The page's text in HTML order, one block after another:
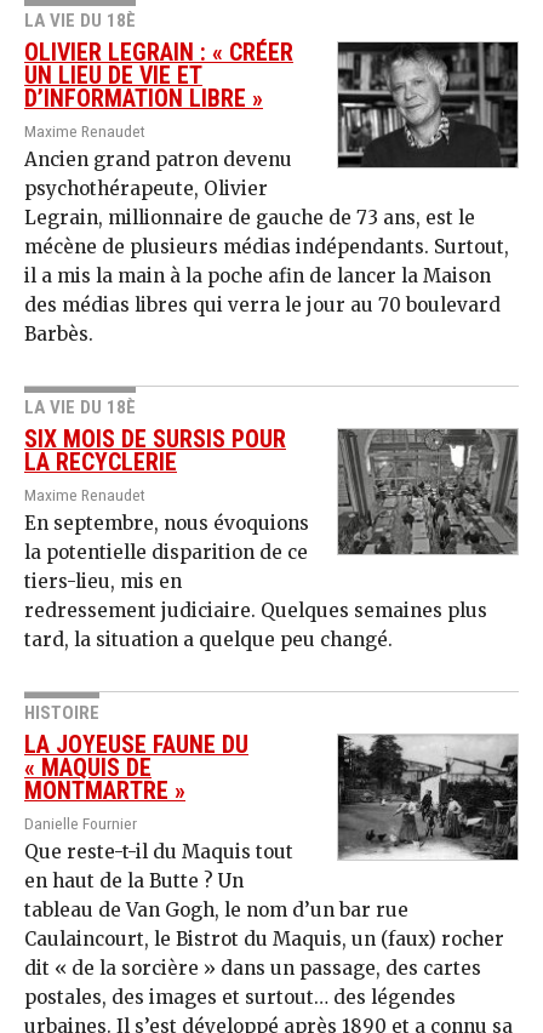
LA VIE DU 18È
OLIVIER LEGRAIN : « CRÉER
UN LIEU DE VIE ET
D’INFORMATION LIBRE »
Maxime Renaudet
Ancien grand patron devenu
psychothérapeute, Olivier
Legrain, millionnaire de gauche de 73 ans, est le
mécène de plusieurs médias indépendants. Surtout,
il a mis la main à la poche afin de lancer la Maison
des médias libres qui verra le jour au 70 boulevard
Barbès.
LA VIE DU 18È
SIX MOIS DE SURSIS POUR
LA RECYCLERIE
Maxime Renaudet
En septembre, nous évoquions
la potentielle disparition de ce
tiers-lieu, mis en
redressement judiciaire. Quelques semaines plus
tard, la situation a quelque peu changé.
HISTOIRE
LA JOYEUSE FAUNE DU
« MAQUIS DE
MONTMARTRE »
Danielle Fournier
Que reste-t-il du Maquis tout
en haut de la Butte ? Un
tableau de Van Gogh, le nom d’un bar rue
Caulaincourt, le Bistrot du Maquis, un (faux) rocher
dit « de la sorcière » dans un passage, des cartes
postales, des images et surtout… des légendes
urbaines. Il s’est développé après 1890 et a connu sa